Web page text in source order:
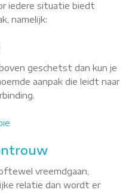
iedere situatie biedt
namelijk:
geschetst dan kun je
aanpak die leidt naar
vreemdgaan,
relatie dan wordt er